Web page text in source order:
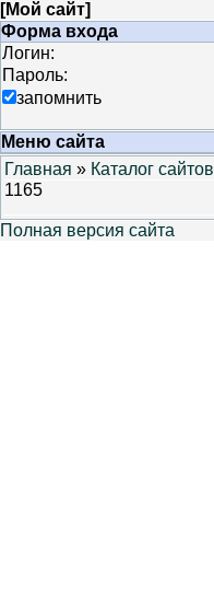
[Мой сайт]
Форма входа
Логин:
Пароль:
запомнить
Меню сайта
Главная » Каталог сайтов
1165
Полная версия сайта